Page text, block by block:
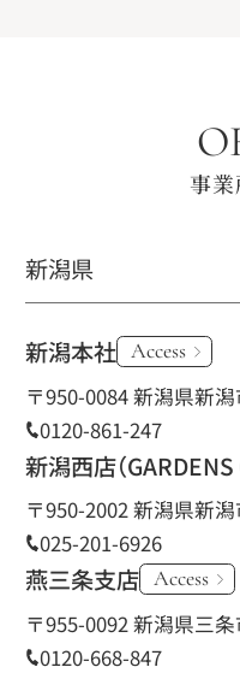
事
新潟県
新潟本社 Access
〒950-0084 新潟県新
0120-861-247
新潟西店（GARDENS
〒950-2002 新潟県新
025-201-6926
燕三条支店 Access
〒955-0092 新潟県三
0120-668-847